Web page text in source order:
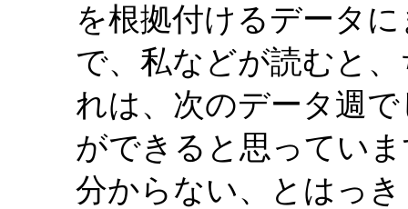
を根拠付けるデータ
で、私などが読むと
れは、次のデータ週
ができると思ってい
分からない、とはっ